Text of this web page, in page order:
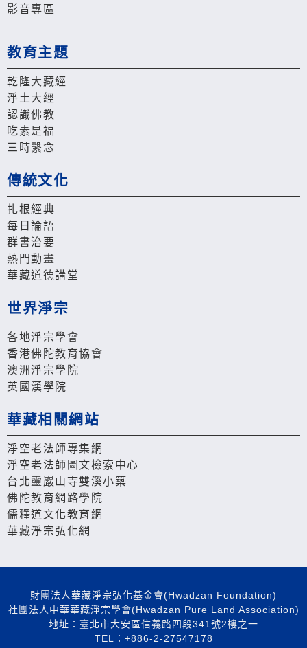
影音專區
教育主題
乾隆大藏經
淨土大經
認識佛教
吃素是福
三時繫念
傳統文化
扎根經典
每日論語
群書治要
熱門動畫
華藏道德講堂
世界淨宗
各地淨宗學會
香港佛陀教育協會
澳洲淨宗學院
英國漢學院
華藏相關網站
淨空老法師專集網
淨空老法師圖文檢索中心
台北靈巖山寺雙溪小築
佛陀教育網路學院
儒釋道文化教育網
華藏淨宗弘化網
財團法人華藏淨宗弘化基金會(Hwadzan Foundation)
社團法人中華華藏淨宗學會(Hwadzan Pure Land Association)
地址：臺北市大安區信義路四段341號2樓之一
TEL：+886-2-27547178